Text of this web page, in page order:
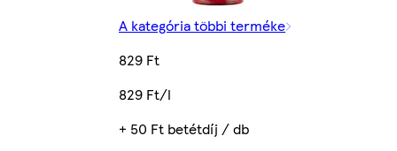
A kategória többi terméke
829 Ft
829 Ft/l
+ 50 Ft betétdíj / db